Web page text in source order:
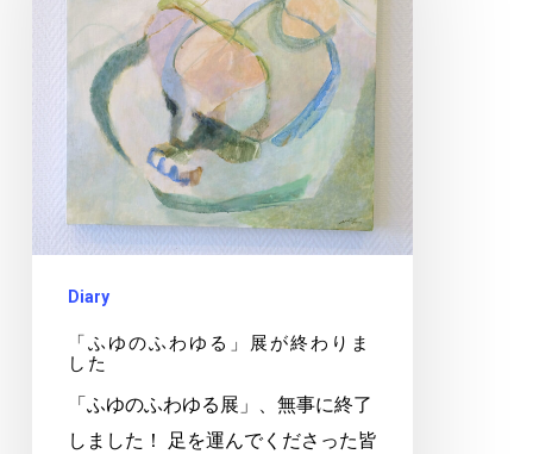
Diary
「ふゆのふわゆる」展が終わりま
した
「ふゆのふわゆる展」、無事に終了
しました！ 足を運んでくださった皆